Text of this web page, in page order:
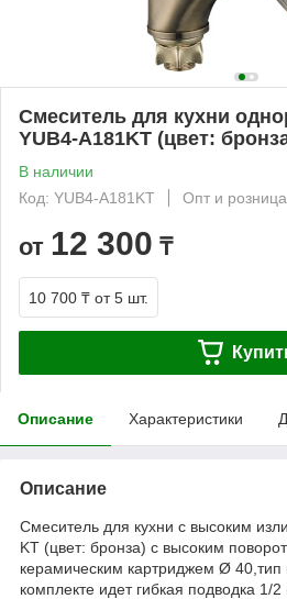
Смеситель для кухни
YUB4-A181KT (цвет:
В наличии
Код: YUB4-A181KT
Опт и розница
от 12 300 ₸
10 700 ₸ от 5 шт.
Описание Характеристики
Описание
Смеситель для кухни с высоким
KT (цвет: бронза) с высоким
керамическим картриджем Ø 40,тип
комплекте идет гибкая подводка 1/